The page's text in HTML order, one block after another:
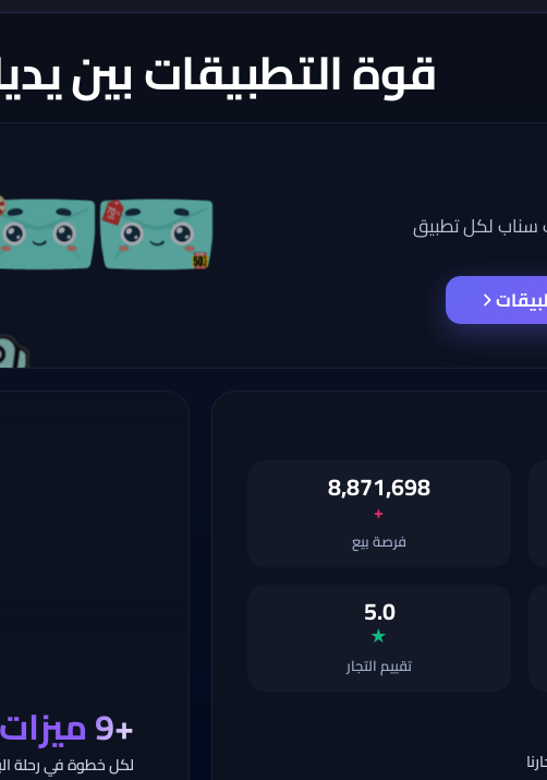
قوة التطبيقات بين
سناب لكل تطبيق
+9 ميزات
لكل خطوة في رحلة
8,871,698
+
فرصة بيع
5.0
★
تقييم التجار